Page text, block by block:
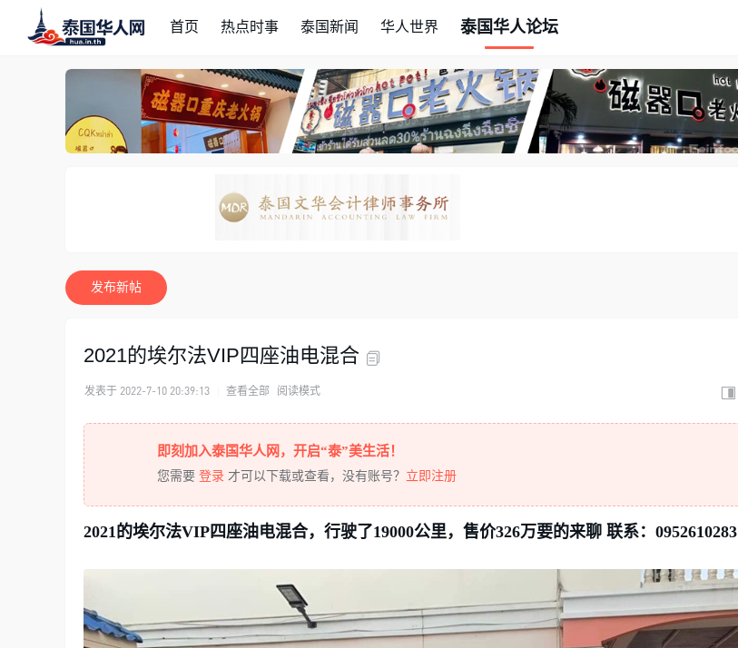
首页 热点时事 泰国新闻 华人世界 泰国华人论坛
发布新帖
2021的埃尔法VIP四座油电混合
发表于 2022-7-10 20:39:13 查看全部 阅读模式
即刻加入泰国华人网，开启“泰”美生活！
您需要 登录 才可以下载或查看，没有账号？ 立即注册
2021的埃尔法VIP四座油电混合，行驶了19000公里，售价326万要的来聊 联系：0952610283